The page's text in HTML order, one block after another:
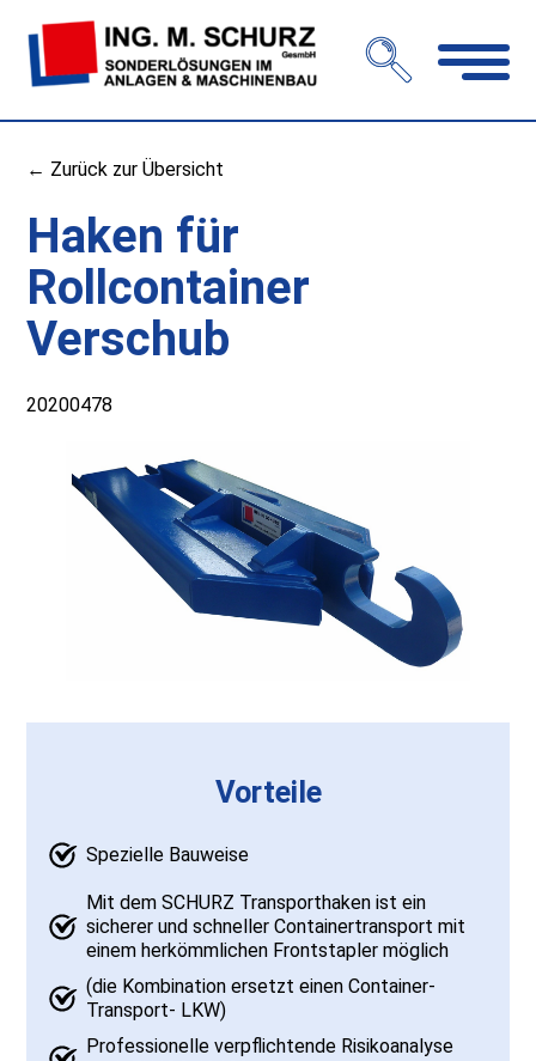
← Zurück zur Übersicht
Haken für
Rollcontainer
Verschub
20200478
Vorteile
Spezielle Bauweise
Mit dem SCHURZ Transporthaken ist ein
sicherer und schneller Containertransport mit
einem herkömmlichen Frontstapler möglich
(die Kombination ersetzt einen Container-
Transport- LKW)
Professionelle verpflichtende Risikoanalyse